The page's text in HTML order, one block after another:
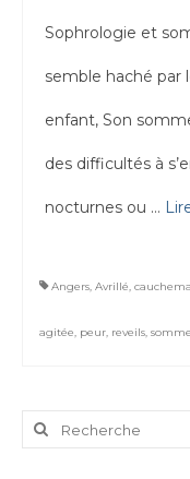
Sophrologie et
semble haché par
enfant, Son
des difficultés à
nocturnes ou …
Angers, Avrillé,
agitée, peur, reveils,
Rechercher